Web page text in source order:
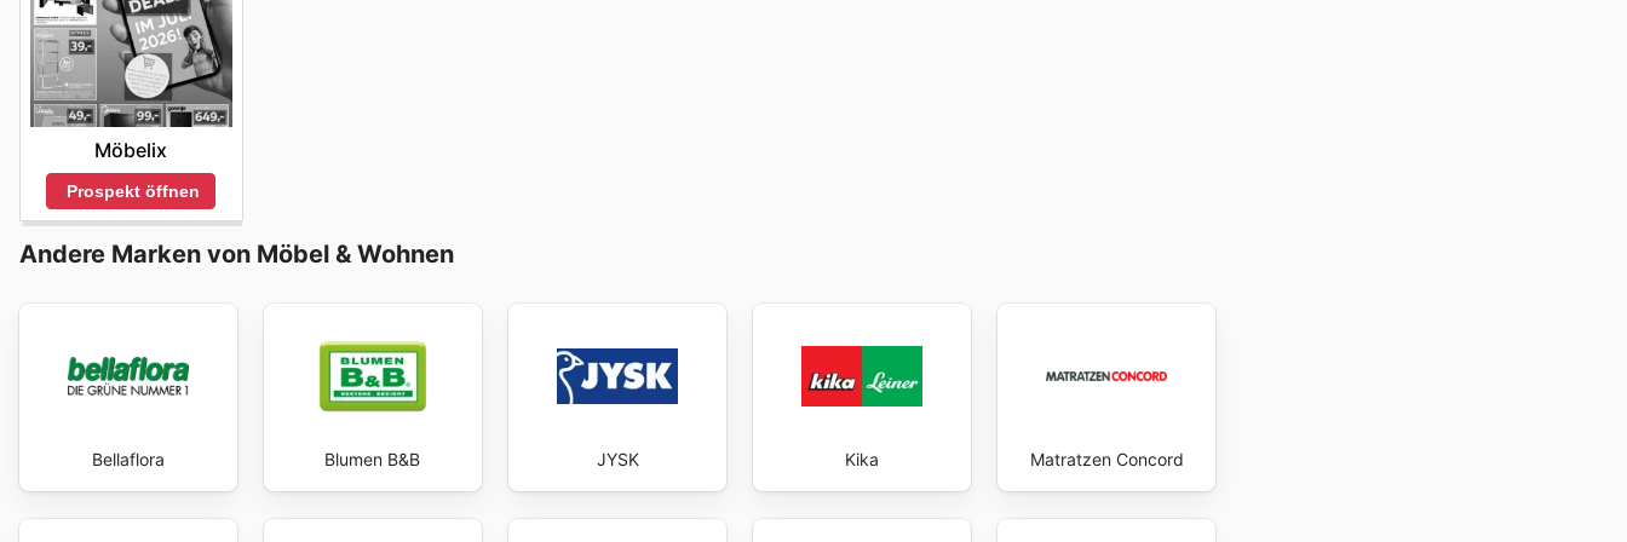
im besten Licht erstrahlen lassen können. Lampenwelt versteht es, ihren Kunden durch transparente und zugängliche
Informationen den Einkauf so angenehm und vorteilhaft wie möglich zu gestalten. Besuchen Sie Lampenwelt's Website
heute, um die besten Angebote zu entdecken und jetzt zu sparen.
Möbelix
Prospekt öffnen
Andere Marken von Möbel & Wohnen
Bellaflora Blumen B&B JYSK Kika Matratzen Concord